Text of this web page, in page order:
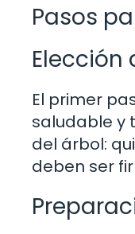
Pasos
El primer
saludable y
del árbol:
deben ser